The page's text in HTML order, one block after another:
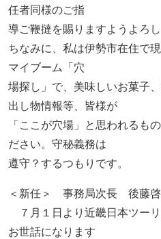
任者同様のご指
導ご鞭撻を賜りますようよろ
ちなみに、私は伊勢市在住で
マイブーム「穴
場探し」で、美味しいお菓子
出し物情報等、皆様が
「ここが穴場」と思われるも
ださい。守秘義務は
遵守？するつもりです。
＜新任＞ 事務局次長 後藤
７月１日より近畿日本ツー
お世話になります